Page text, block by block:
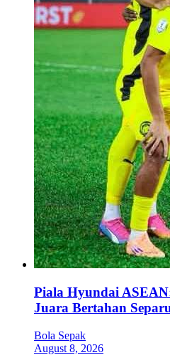
Piala Hyundai
Juara Bertahan
Bola Sepak
August 8, 2026